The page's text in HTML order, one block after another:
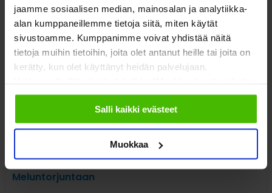
jaamme sosiaalisen median, mainosalan ja analytiikka-
alan kumppaneillemme tietoja siitä, miten käytät
sivustoamme. Kumppanimme voivat yhdistää näitä
tietoja muihin tietoihin, joita olet antanut heille tai joita on
kerätty, kun olet käyttänyt heidän palvelujaan.
sallimiisi evästeisiin.
Salli kaikki evästeet
Muokkaa
Siirrettävä Cassette900 Seinäjärjestelmä
Meluntorjuntaan